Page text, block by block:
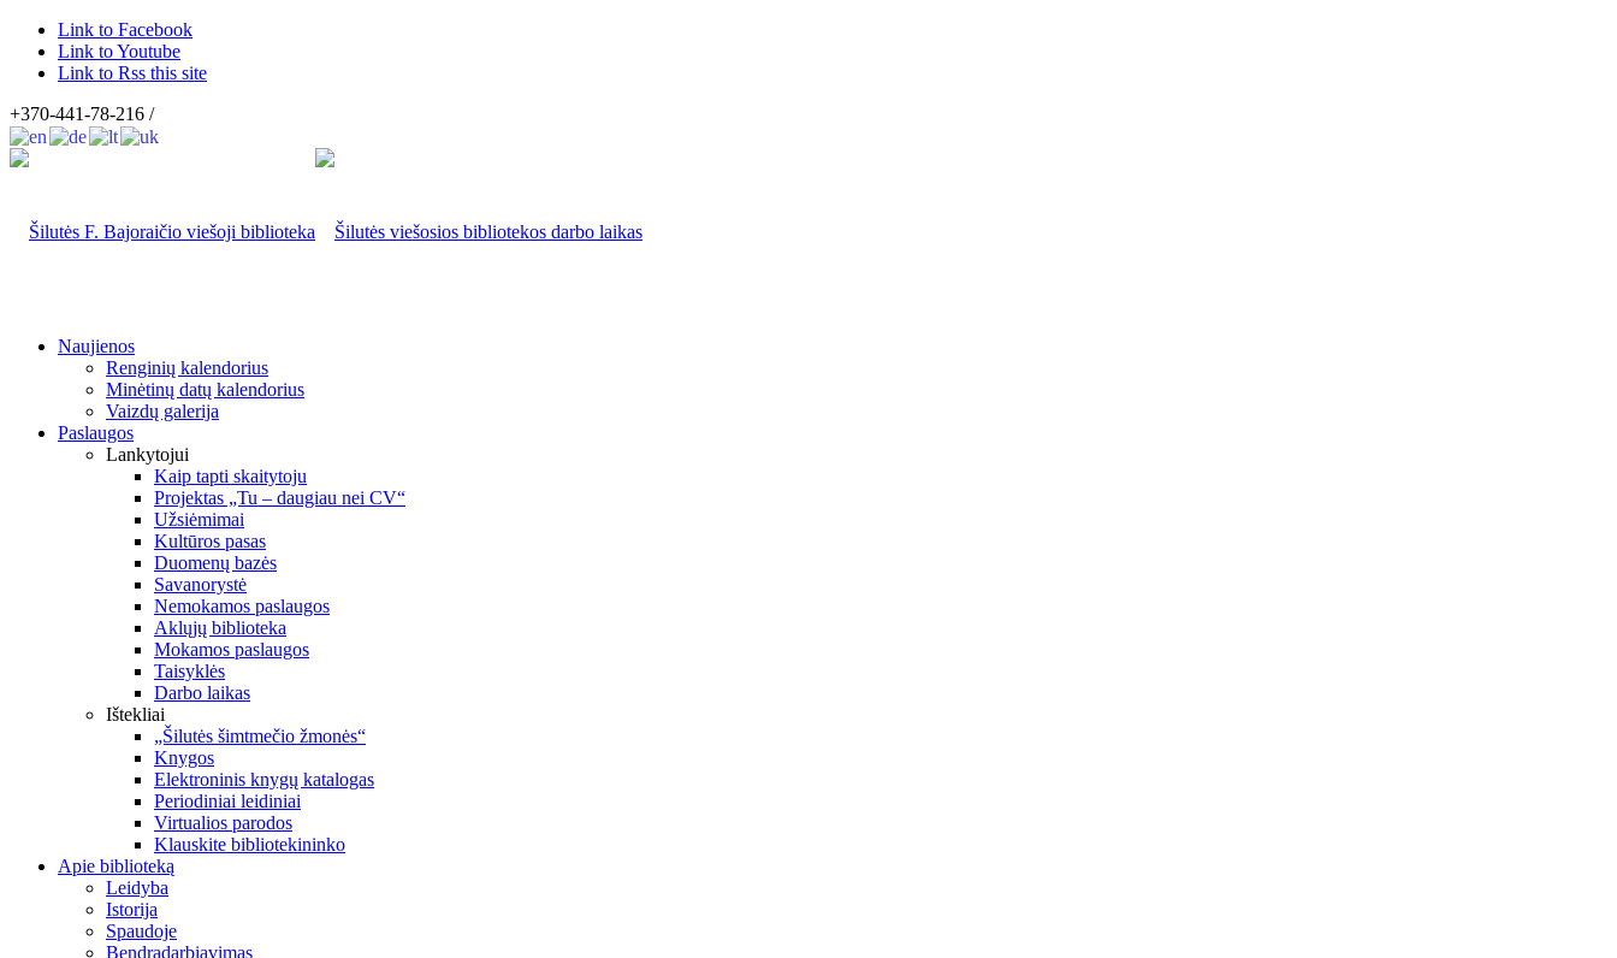
Link to Facebook
Link to Youtube
Link to Rss this site
+370-441-78-216 /
Naujienos
Renginių kalendorius
Minėtinų datų kalendorius
Vaizdų galerija
Paslaugos
Lankytojui
Kaip tapti skaitytoju
Projektas „Tu – daugiau nei CV“
Užsiėmimai
Kultūros pasas
Duomenų bazės
Savanorystė
Nemokamos paslaugos
Aklųjų biblioteka
Mokamos paslaugos
Taisyklės
Darbo laikas
Ištekliai
„Šilutės šimtmečio žmonės“
Knygos
Elektroninis knygų katalogas
Periodiniai leidiniai
Virtualios parodos
Klauskite bibliotekininko
Apie biblioteką
Leidyba
Istorija
Spaudoje
Bendradarbiavimas